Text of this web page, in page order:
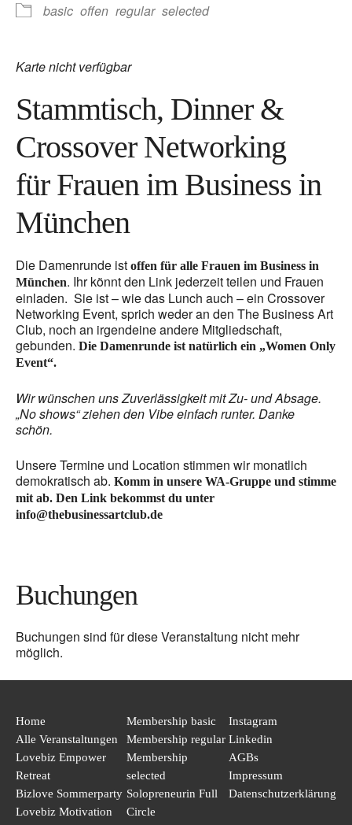
basic offen regular selected
Karte nicht verfügbar
Stammtisch, Dinner &
Crossover Networking
für Frauen im Business in
München
Die Damenrunde ist offen für alle Frauen im Business in
München. Ihr könnt den Link jederzeit teilen und Frauen
einladen. Sie ist – wie das Lunch auch – ein Crossover
Networking Event, sprich weder an den The Business Art
Club, noch an irgendeine andere Mitgliedschaft,
gebunden. Die Damenrunde ist natürlich ein „Women Only
Event“.
Wir wünschen uns Zuverlässigkeit mit Zu- und Absage.
„No shows“ ziehen den Vibe einfach runter. Danke
schön.
Unsere Termine und Location stimmen wir monatlich
demokratisch ab. Komm in unsere WA-Gruppe und stimme
mit ab. Den Link bekommst du unter
info@thebusinessartclub.de
Buchungen
Buchungen sind für diese Veranstaltung nicht mehr
möglich.
Home
Alle Veranstaltungen
Lovebiz Empower
Retreat
Bizlove Sommerparty
Lovebiz Motivation
Membership basic
Membership regular
Membership
selected
Solopreneurin Full
Circle
Instagram
Linkedin
AGBs
Impressum
Datenschutzerklärung